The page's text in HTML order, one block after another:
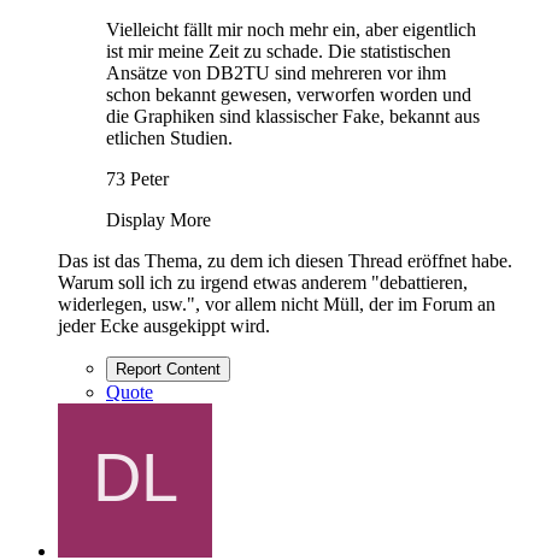
Vielleicht fällt mir noch mehr ein, aber eigentlich
ist mir meine Zeit zu schade. Die statistischen
Ansätze von DB2TU sind mehreren vor ihm
schon bekannt gewesen, verworfen worden und
die Graphiken sind klassischer Fake, bekannt aus
etlichen Studien.
73 Peter
Display More
Das ist das Thema, zu dem ich diesen Thread eröffnet habe.
Warum soll ich zu irgend etwas anderem "debattieren,
widerlegen, usw.", vor allem nicht Müll, der im Forum an
jeder Ecke ausgekippt wird.
Report Content
Quote